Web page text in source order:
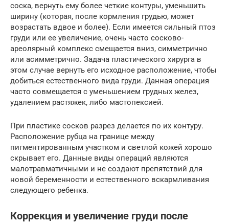
соска, вернуть ему более четкие контуры, уменьшить
ширину (которая, после кормления грудью, может
возрастать вдвое и более). Если имеется сильный птоз
груди или ее увеличение, очень часто сосково-
ареолярный комплекс смещается вниз, симметрично
или асимметрично. Задача пластического хирурга в
этом случае вернуть его исходное расположение, чтобы
добиться естественного вида груди. Данная операция
часто совмещается с уменьшением грудных желез,
удалением растяжек, либо мастопексией.
При пластике сосков разрез делается по их контуру.
Расположение рубца на границе между
пигментированным участком и светлой кожей хорошо
скрывает его. Данные виды операций являются
малотравматичными и не создают препятствий для
новой беременности и естественного вскармливания
следующего ребенка.
Коррекция и увеличение груди после